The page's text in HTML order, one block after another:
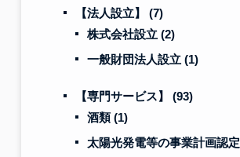
【法人設立】 (7)
株式会社設立 (2)
一般財団法人設立 (1)
【専門サービス】 (93)
酒類(1)
太陽光発電等の事業計画認定